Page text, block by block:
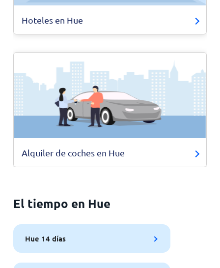
Hoteles en Hue
Alquiler de coches en Hue
El tiempo en Hue
Hue 14 días